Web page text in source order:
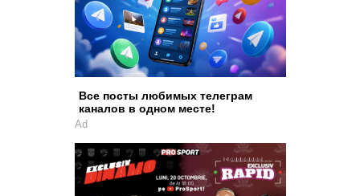
Все посты любимых телеграм
каналов в одном месте!
Ad